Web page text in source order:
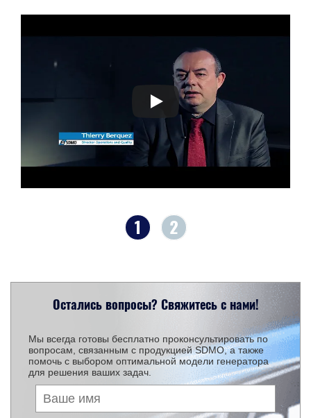
1 2
Остались вопросы? Свяжитесь с нами!
Мы всегда готовы бесплатно проконсультировать по
вопросам, связанным с продукцией SDMO, а также
помочь с выбором оптимальной модели генератора
для решения ваших задач.